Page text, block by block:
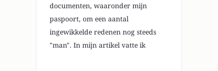
documenten, waaronder mijn
paspoort, om een aantal
ingewikkelde redenen nog steeds
"man". In mijn artikel vatte ik